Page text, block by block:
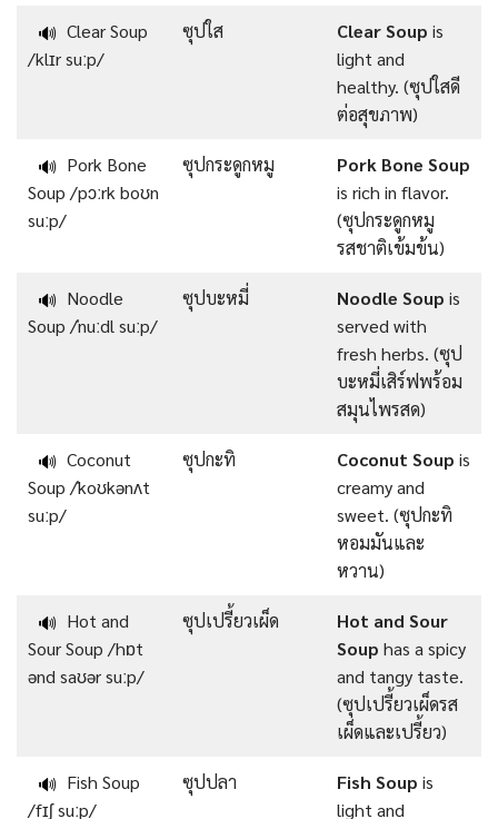
🔊 Clear Soup
/klɪr suːp/
ซุปใส Clear Soup is
light and
healthy. (ซุปใสดี
ต่อสุขภาพ)
🔊 Pork Bone
Soup /pɔːrk boʊn
suːp/
ซุปกระดูกหมู
Pork Bone Soup
is rich in flavor.
(ซุปกระดูกหมู
รสชาติเข้มข้น)
🔊 Noodle
Soup /ˈnuːdl suːp/
ซุปบะหมี่ Noodle Soup is
served with
fresh herbs. (ซุป
บะหมี่เสิร์ฟพร้อม
สมุนไพรสด)
🔊 Coconut
Soup /ˈkoʊkənʌt
suːp/
ซุปกะทิ Coconut Soup is
creamy and
sweet. (ซุปกะทิ
หอมมันและ
หวาน)
🔊 Hot and
Sour Soup /hɒt
ənd saʊər suːp/
ซุปเปรี้ยวเผ็ด
Hot and Sour
Soup has a spicy
and tangy taste.
(ซุปเปรี้ยวเผ็ดรส
เผ็ดและเปรี้ยว)
🔊 Fish Soup
/fɪʃ suːp/
ซุปปลา Fish Soup is
light and